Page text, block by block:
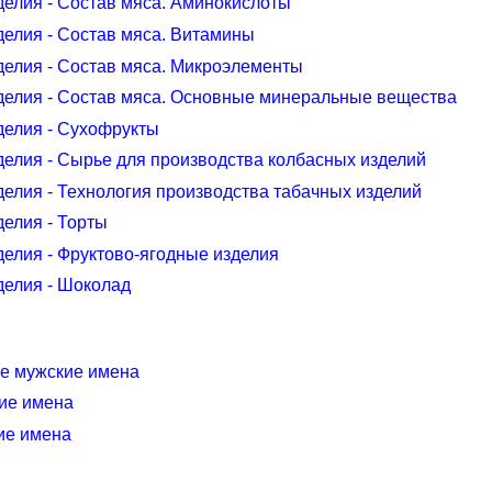
- Состав мяса. Витамины
- Состав мяса. Микроэлементы
- Состав мяса. Основные минеральные вещества
- Сухофрукты
- Сырье для производства колбасных изделий
- Технология производства табачных изделий
- Торты
- Фруктово-ягодные изделия
- Шоколад
мужские имена
имена
имена